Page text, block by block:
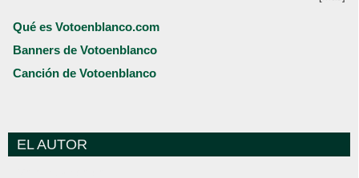
Qué es Votoenblanco.com
Banners de Votoenblanco
Canción de Votoenblanco
EL AUTOR